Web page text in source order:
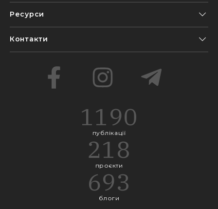
Ресурси
Контакти
1190
публікації
218
проєкти
693
блоги